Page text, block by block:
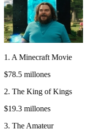
1. A Minecraft Movie
$78.5 millones
2. The King of Kings
$19.3 millones
3. The Amateur